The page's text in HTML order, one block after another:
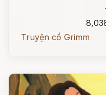
Truyện cổ Grimm